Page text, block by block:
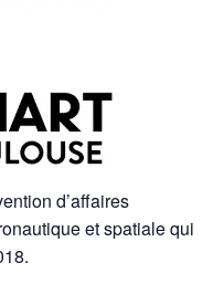
d’affaires
et spatiale qui